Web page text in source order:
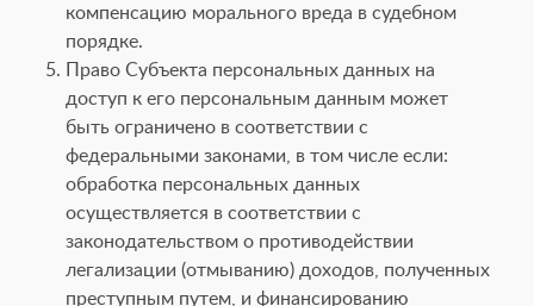
компенсацию морального вреда в судебном
порядке.
Право Субъекта персональных данных на
доступ к его персональным данным может
быть ограничено в соответствии с
федеральными законами, в том числе если:
обработка персональных данных
осуществляется в соответствии с
законодательством о противодействии
легализации (отмыванию) доходов, полученных
преступным путем, и финансированию